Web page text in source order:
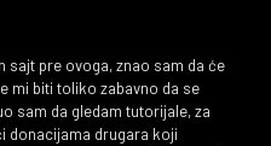
sajt pre ovoga, znao sam da će
mi biti toliko zabavno da se
sam da gledam tutorijale, za
donacijama drugara koji